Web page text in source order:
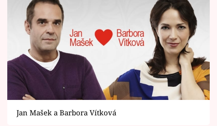
Jan Mašek a Barbora Vítková